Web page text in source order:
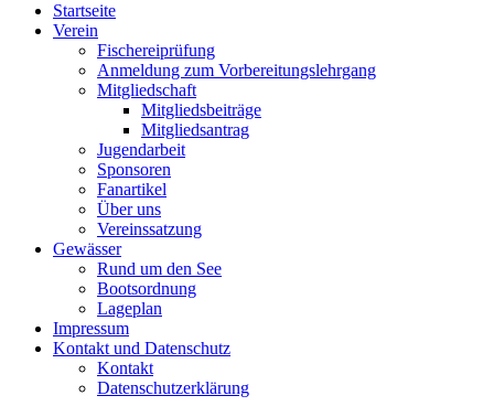
Startseite
Verein
Fischereiprüfung
Anmeldung zum Vorbereitungslehrgang
Mitgliedschaft
Mitgliedsbeiträge
Mitgliedsantrag
Jugendarbeit
Sponsoren
Fanartikel
Über uns
Vereinssatzung
Gewässer
Rund um den See
Bootsordnung
Lageplan
Impressum
Kontakt und Datenschutz
Kontakt
Datenschutzerklärung